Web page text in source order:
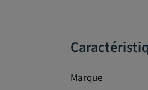
Marque